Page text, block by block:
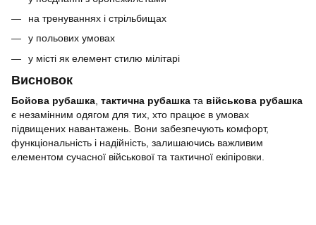
на тренуваннях і стрільбищах
у польових умовах
у місті як елемент стилю мілітарі
Висновок
Бойова рубашка, тактична рубашка та військова рубашка
є незамінним одягом для тих, хто працює в умовах
підвищених навантажень. Вони забезпечують комфорт,
функціональність і надійність, залишаючись важливим
елементом сучасної військової та тактичної екіпіровки.